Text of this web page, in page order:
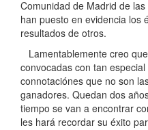
Comunidad de Madrid de
han puesto en evidencia los
resultados de otros.
Lamentablemente creo
convocadas con tan
connotaciónes que no son
ganadores. Quedan dos
tiempo se van a encontrar
les hará recordar su éxito